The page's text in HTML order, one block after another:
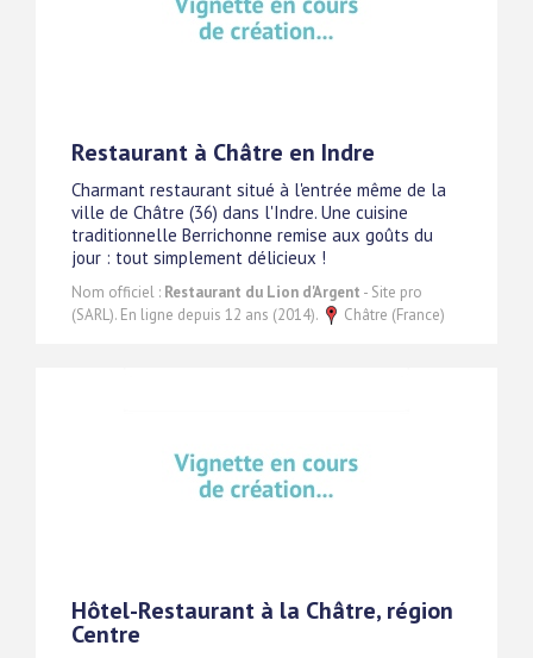
Restaurant à Châtre en Indre
Charmant restaurant situé à l'entrée même de la
ville de Châtre (36) dans l'Indre. Une cuisine
traditionnelle Berrichonne remise aux goûts du
jour : tout simplement délicieux !
Nom officiel : Restaurant du Lion d'Argent - Site pro
(SARL). En ligne depuis 12 ans (2014).
Châtre (France)
Hôtel-Restaurant à la Châtre, région
Centre